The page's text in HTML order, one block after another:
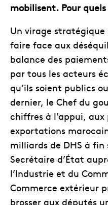
mobilisent. Pour
Un virage stratégique
faire face aux
balance des
par tous les acteurs
qu’ils soient publics
dernier, le Chef du
chiffres à l’appui,
exportations
milliards de DHS à fin
Secrétaire d’État
l’Industrie et du
Commerce extérieur
brosser aux députés